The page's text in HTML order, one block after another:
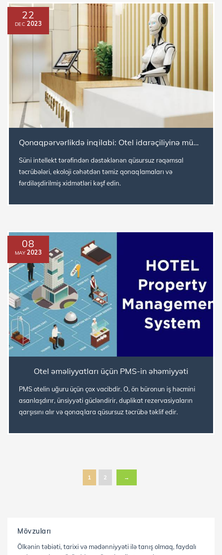
Qonaqpərvərlikdə inqilabi: Otel idarəçiliyinə müasir yanaşma
Süni intellekt tərəfindən dəstəklənən qüsursuz rəqəmsal
təcrübələri, ekoloji cəhətdən təmiz qonaqlamaları və
fərdiləşdirilmiş xidmətləri kəşf edin.
22
DEC 2023
Otel əməliyyatları üçün PMS-in əhəmiyyəti
PMS otelin uğuru üçün çox vacibdir. O, ön büronun iş həcmini
asanlaşdırır, ünsiyyəti gücləndirir, duplikat rezervasiyaların
qarşısını alır və qonaqlara qüsursuz təcrübə təklif edir.
08
MAY 2023
1 2 →
Mövzuları
Ölkənin təbiəti, tarixi və mədənniyyəti ilə tanış olmaq, faydalı